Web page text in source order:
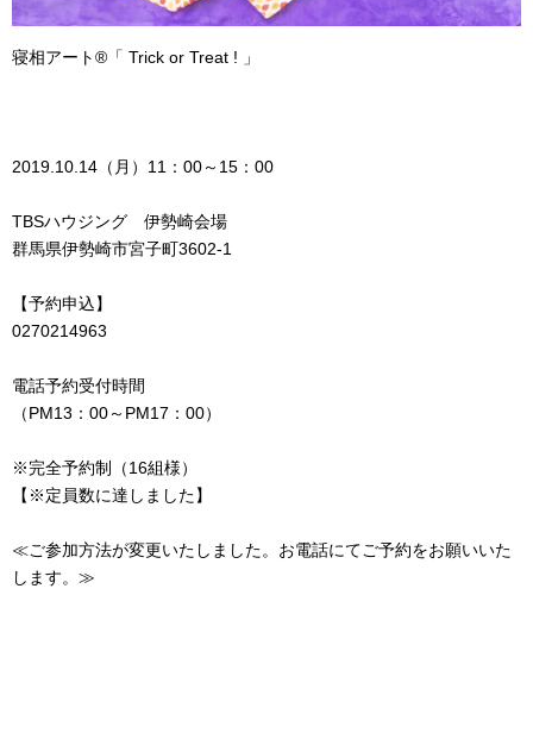
寝相アート®「 Trick or Treat ! 」
2019.10.14（月）11：00～15：00
TBSハウジング 伊勢崎会場
群馬県伊勢崎市宮子町3602-1
【予約申込】
0270214963
電話予約受付時間
（PM13：00～PM17：00）
※完全予約制（16組様）
【※定員数に達しました】
≪ご参加方法が変更いたしました。お電話にてご予約をお願いいた
します。≫